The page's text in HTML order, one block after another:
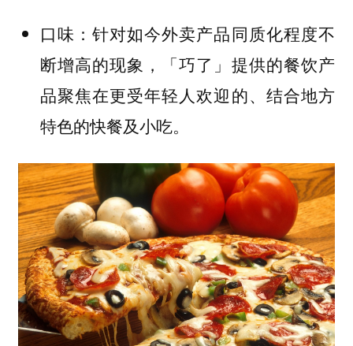
口味： 针对如今外卖产品同质化程度不
断增高的现象，「巧了」提供的餐饮产
品聚焦在更受年轻人欢迎的、结合地方
特色的快餐及小吃。